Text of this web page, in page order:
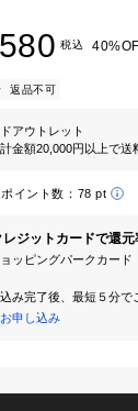
税込
返品不可
アウトレット
金額20,000円以上で送
イント数： 78 pt
レジットカードで還元
ッピングパークカード
み完了後、最短５分で
申し込み